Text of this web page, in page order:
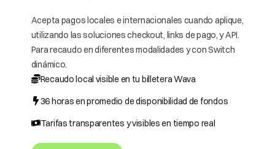
Acepta pagos locales e internacionales cuando aplique,
utilizando las soluciones checkout, links de pago, y API.
Para recaudo en diferentes modalidades y con Switch
dinámico.
Recaudo local visible en tu billetera Wava
36 horas en promedio de disponibilidad de fondos
Tarifas transparentes y visibles en tiempo real